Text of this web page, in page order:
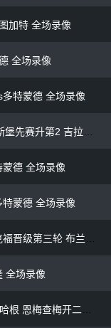
加特 全场录像
全场录像
特蒙德 全场录像
德 全场录像
蒙德 全场录像
全场录像